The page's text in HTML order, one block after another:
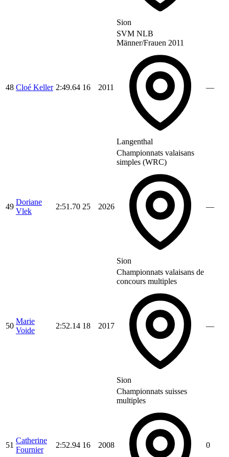
Sion
48 Cloé Keller 2:49.64 16 2011
SVM NLB
Männer/Frauen 2011
Langenthal
—
49
Doriane
Vlek
2:51.70 25 2026
Championnats valaisans
simples (WRC)
Sion
—
50
Marie
Voide
2:52.14 18 2017
Championnats valaisans de
concours multiples
Sion
—
51
Catherine
Fournier
2:52.94 16 2008
Championnats suisses
multiples
0